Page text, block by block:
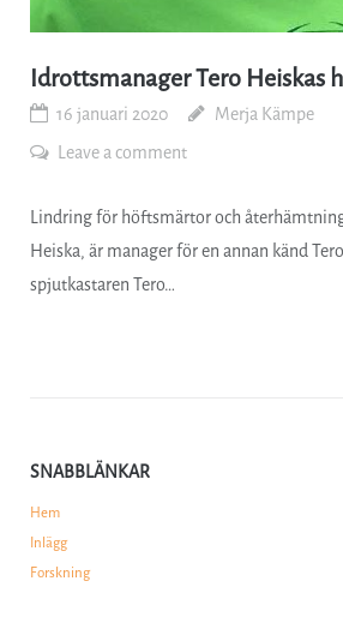
Idrottsmanager Tero Heiskas
16 januari 2020
Merja Kämpe
Leave a comment
Lindring för höftsmärtor och
Heiska, är manager för en annan känd
spjutkastaren Tero…
SNABBLÄNKAR
Hem
Inlägg
Forskning